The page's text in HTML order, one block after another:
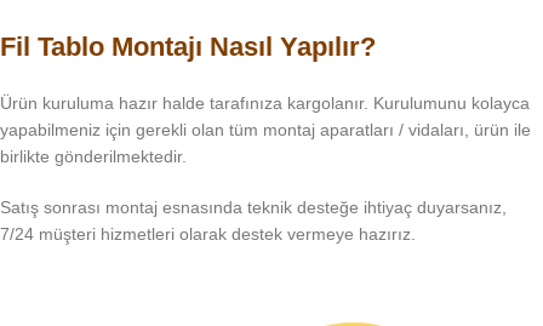
Fil Tablo Montajı Nasıl Yapılır?
Ürün kuruluma hazır halde tarafınıza kargolanır. Kurulumunu kolayca
yapabilmeniz için gerekli olan tüm montaj aparatları / vidaları, ürün ile
birlikte gönderilmektedir.
Satış sonrası montaj esnasında teknik desteğe ihtiyaç duyarsanız,
7/24 müşteri hizmetleri olarak destek vermeye hazırız.